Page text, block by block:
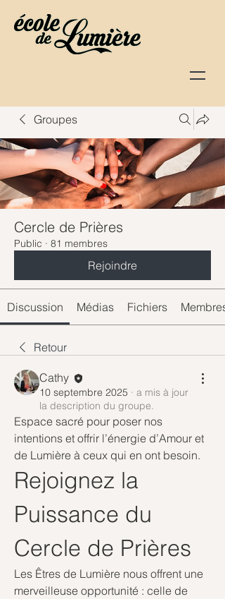
Groupes
Cercle de Prières
Public · 81 membres
Rejoindre
Discussion Médias Fichiers Membres
Retour
Cathy
10 septembre 2025 · a mis à jour
la description du groupe.
Espace sacré pour poser nos
intentions et offrir l’énergie d’Amour et
de Lumière à ceux qui en ont besoin.
Rejoignez la
Puissance du
Cercle de Prières
Les Êtres de Lumière nous offrent une
merveilleuse opportunité : celle de